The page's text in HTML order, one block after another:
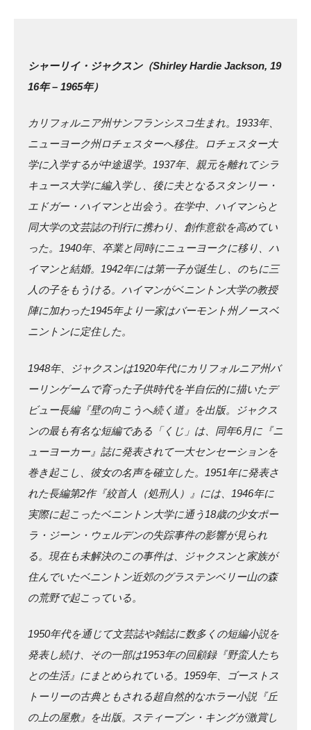
シャーリイ・ジャクスン（Shirley Hardie Jackson, 19
16年 – 1965年）
カリフォルニア州サンフランシスコ生まれ。1933年、
ニューヨーク州ロチェスターへ移住。ロチェスター大
学に入学するが中途退学。1937年、親元を離れてシラ
キュース大学に編入学し、後に夫となるスタンリー・
エドガー・ハイマンと出会う。在学中、ハイマンらと
同大学の文芸誌の刊行に携わり、創作意欲を高めてい
った。1940年、卒業と同時にニューヨークに移り、ハ
イマンと結婚。1942年には第一子が誕生し、のちに三
人の子をもうける。ハイマンがベニントン大学の教授
陣に加わった1945年より一家はバーモント州ノースベ
ニントンに定住した。
1948年、ジャクスンは1920年代にカリフォルニア州バ
ーリンゲームで育った子供時代を半自伝的に描いたデ
ビュー長編『壁の向こうへ続く道』を出版。ジャクス
ンの最も有名な短編である「くじ」は、同年6月に『ニ
ューヨーカー』誌に発表されて一大センセーションを
巻き起こし、彼女の名声を確立した。1951年に発表さ
れた長編第2作『絞首人（処刑人）』には、1946年に
実際に起こったベニントン大学に通う18歳の少女ポー
ラ・ジーン・ウェルデンの失踪事件の影響が見られ
る。現在も未解決のこの事件は、ジャクスンと家族が
住んでいたベニントン近郊のグラステンベリー山の森
の荒野で起こっている。
1950年代を通じて文芸誌や雑誌に数多くの短編小説を
発表し続け、その一部は1953年の回顧録『野蛮人たち
との生活』にまとめられている。1959年、ゴーストス
トーリーの古典ともされる超自然的なホラー小説『丘
の上の屋敷』を出版。スティーブン・キングが激賞し